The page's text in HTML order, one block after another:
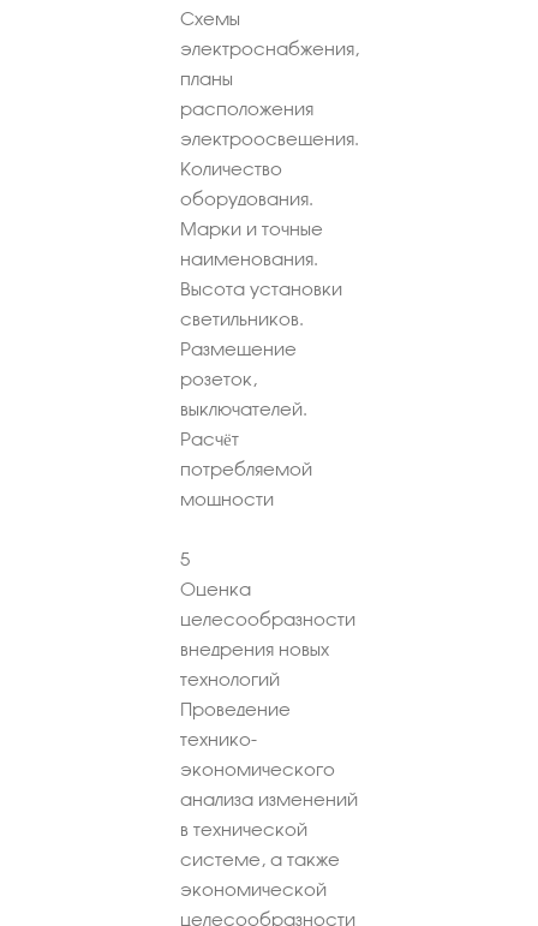
Схемы
электроснабжения,
планы
расположения
электроосвещения.
Количество
оборудования.
Марки и точные
наименования.
Высота установки
светильников.
Размещение
розеток,
выключателей.
Расчёт
потребляемой
мощности
5
Оценка
целесообразности
внедрения новых
технологий
Проведение
технико-
экономического
анализа изменений
в технической
системе, а также
экономической
целесообразности